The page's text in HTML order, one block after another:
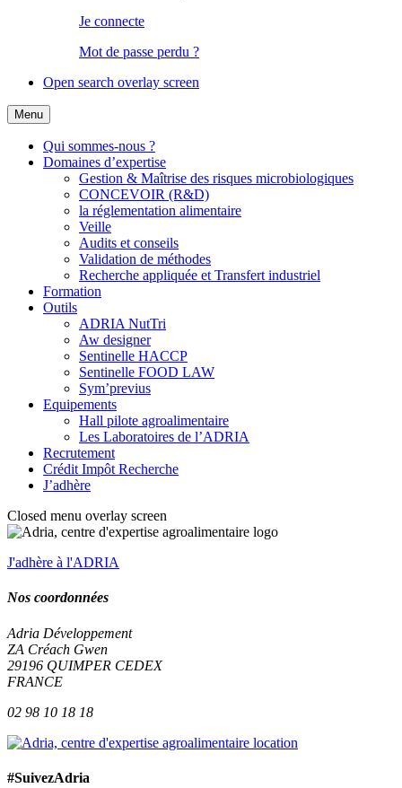
Je connecte
Mot de passe perdu ?
Open search overlay screen
Menu
Qui sommes-nous ?
Domaines d’expertise
Gestion & Maîtrise des risques microbiologiques
CONCEVOIR (R&D)
la réglementation alimentaire
Veille
Audits et conseils
Validation de méthodes
Recherche appliquée et Transfert industriel
Formation
Outils
ADRIA NutTri
Aw designer
Sentinelle HACCP
Sentinelle FOOD LAW
Sym’previus
Equipements
Hall pilote agroalimentaire
Les Laboratoires de l’ADRIA
Recrutement
Crédit Impôt Recherche
J’adhère
Closed menu overlay screen
J'adhère à l'ADRIA
Nos coordonnées
Adria Développement
ZA Créach Gwen
29196 QUIMPER CEDEX
FRANCE
02 98 10 18 18
#SuivezAdria